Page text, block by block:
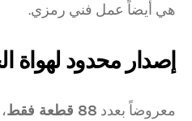
هي أيضاً عمل فني رمزي.
إصدار محدود لهواة
معروضاً بعدد 88 قطعة فقط